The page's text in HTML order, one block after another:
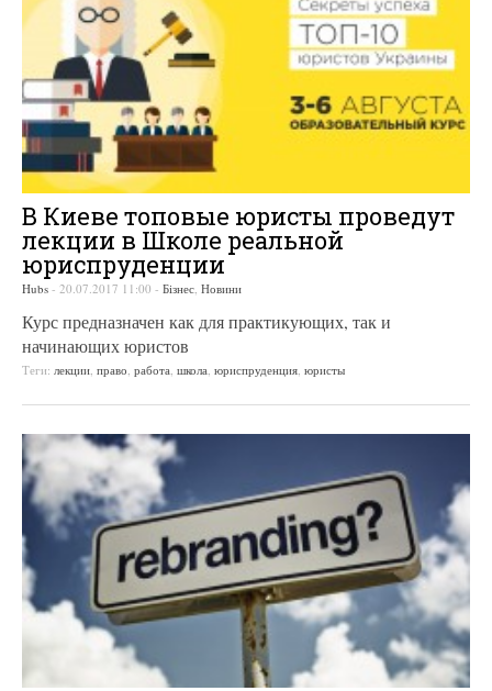
В Киеве топовые юристы проведут
лекции в Школе реальной
юриспруденции
Hubs - 20.07.2017 11:00 - Бізнес, Новини
Курс предназначен как для практикующих, так и
начинающих юристов
Теги: лекции, право, работа, школа, юриспруденция, юристы